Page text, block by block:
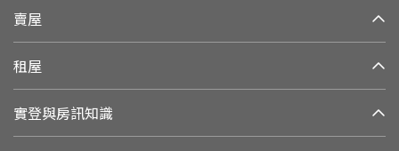
賣屋
租屋
實登與房訊知識